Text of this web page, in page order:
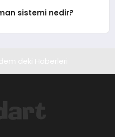
sistemi nedir?